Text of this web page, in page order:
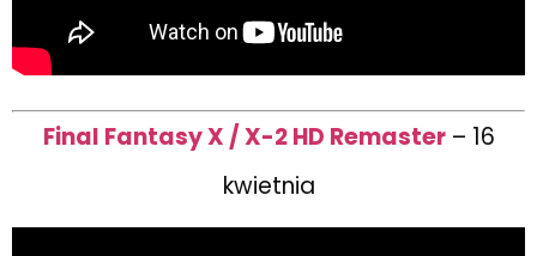
Final Fantasy X / X-2 HD Remaster– 16
kwietnia